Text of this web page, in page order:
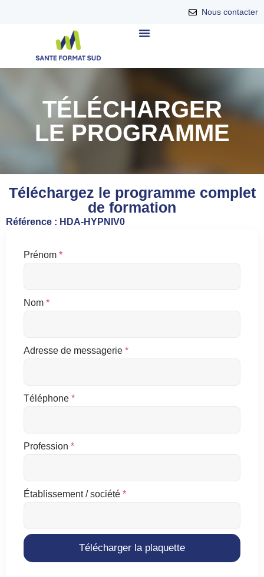
Nous contacter
TÉLÉCHARGER
LE PROGRAMME
Téléchargez le programme complet
de formation
Référence : HDA-HYPNIV0
Prénom *
Nom *
Adresse de messagerie *
Téléphone *
Profession *
Établissement / société *
Télécharger la plaquette